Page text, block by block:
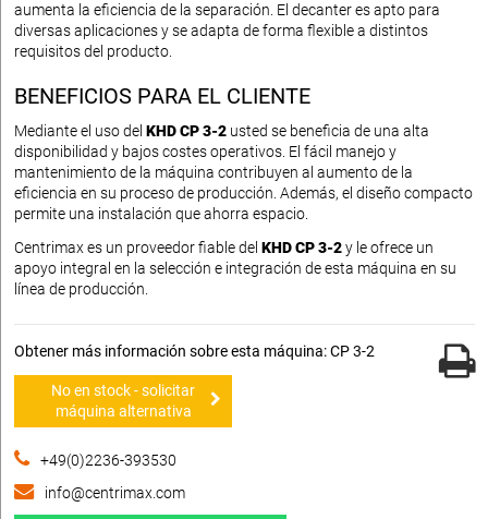
aumenta la eficiencia de la separación. El decanter es apto para
diversas aplicaciones y se adapta de forma flexible a distintos
requisitos del producto.
BENEFICIOS PARA EL CLIENTE
Mediante el uso del KHD CP 3-2 usted se beneficia de una alta
disponibilidad y bajos costes operativos. El fácil manejo y
mantenimiento de la máquina contribuyen al aumento de la
eficiencia en su proceso de producción. Además, el diseño compacto
permite una instalación que ahorra espacio.
Centrimax es un proveedor fiable del KHD CP 3-2y le ofrece un
apoyo integral en la selección e integración de esta máquina en su
línea de producción.
Obtener más información sobre esta máquina: CP 3-2
No en stock - solicitar
máquina alternativa
+49(0)2236-393530
info@centrimax.com